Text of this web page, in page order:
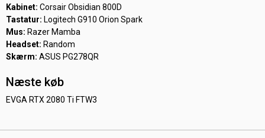
Kabinet: Corsair Obsidian 800D
Tastatur: Logitech G910 Orion Spark
Mus: Razer Mamba
Headset: Random
Skærm: ASUS PG278QR
Næste køb
EVGA RTX 2080 Ti FTW3